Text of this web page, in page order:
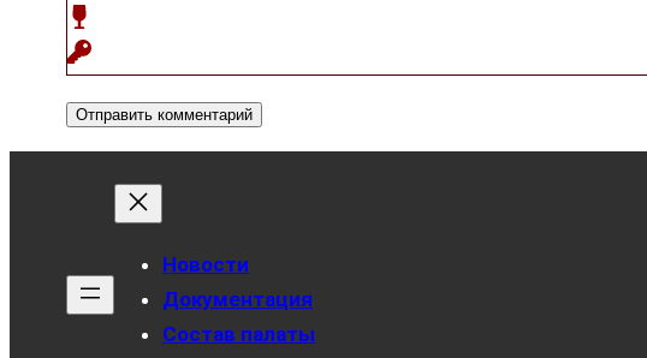
Новости
Документация
Состав палаты